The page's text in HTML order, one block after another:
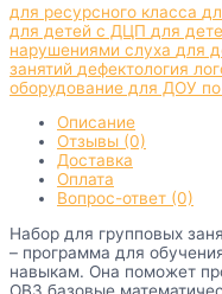
для ресурсного класса
для детей с ДЦП для
нарушениями слуха для
занятий дефектология
оборудование для ДОУ
Описание
Отзывы (0)
Доставка
Оплата
Вопрос-ответ (0)
Набор для групповых
– программа для
навыкам. Она поможет